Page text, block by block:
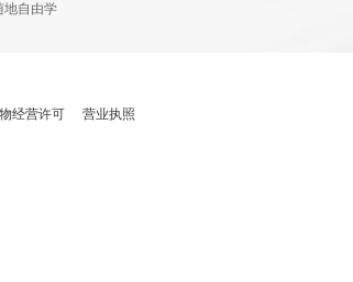
地自由学
经营许可
营业执照